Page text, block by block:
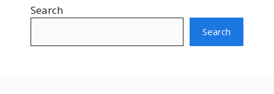
Search
Search